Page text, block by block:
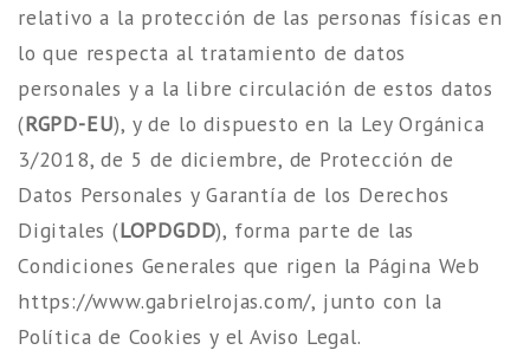
relativo a la protección de las personas físicas en
lo que respecta al tratamiento de datos
personales y a la libre circulación de estos datos
(RGPD-EU), y de lo dispuesto en la Ley Orgánica
3/2018, de 5 de diciembre, de Protección de
Datos Personales y Garantía de los Derechos
Digitales (LOPDGDD), forma parte de las
Condiciones Generales que rigen la Página Web
https://www.gabrielrojas.com/, junto con la
Política de Cookies y el Aviso Legal.